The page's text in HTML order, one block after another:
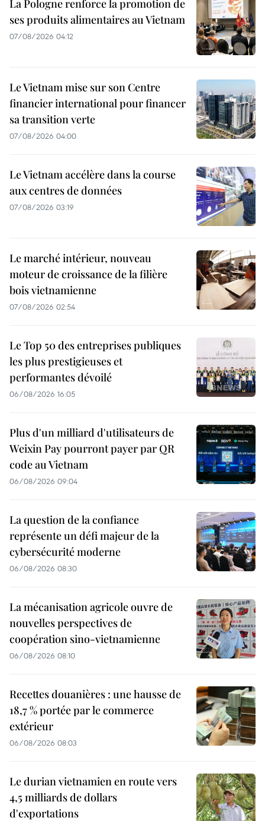
La Pologne renforce la promotion de
ses produits alimentaires au Vietnam
07/08/2026 04:12
Le Vietnam mise sur son Centre
financier international pour financer
sa transition verte
07/08/2026 04:00
Le Vietnam accélère dans la course
aux centres de données
07/08/2026 03:19
Le marché intérieur, nouveau
moteur de croissance de la filière
bois vietnamienne
07/08/2026 02:54
Le Top 50 des entreprises publiques
les plus prestigieuses et
performantes dévoilé
06/08/2026 16:05
Plus d'un milliard d'utilisateurs de
Weixin Pay pourront payer par QR
code au Vietnam
06/08/2026 09:04
La question de la confiance
représente un défi majeur de la
cybersécurité moderne
06/08/2026 08:30
La mécanisation agricole ouvre de
nouvelles perspectives de
coopération sino-vietnamienne
06/08/2026 08:10
Recettes douanières : une hausse de
18,7 % portée par le commerce
extérieur
06/08/2026 08:03
Le durian vietnamien en route vers
4,5 milliards de dollars
d'exportations